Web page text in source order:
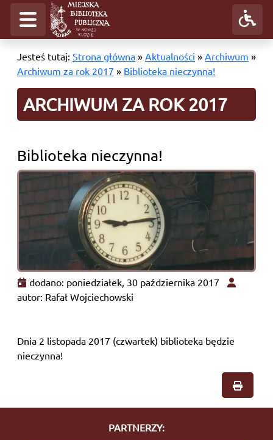
Jesteś tutaj: Strona główna » Aktualności » Archiwum »
Archiwum za rok 2017 » Biblioteka nieczynna!
ARCHIWUM ZA ROK 2017
Biblioteka nieczynna!
dodano: poniedziałek, 30 października 2017
autor: Rafał Wojciechowski
Dnia 2 listopada 2017 (czwartek) biblioteka będzie
nieczynna!
PARTNERZY: